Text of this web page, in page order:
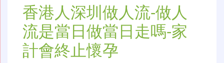
香港人深圳做人流-做人
流是當日做當日走嗎-家
計會終止懷孕